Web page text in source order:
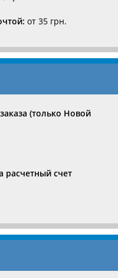
от 35 грн.
(только Новой
расчетный счет